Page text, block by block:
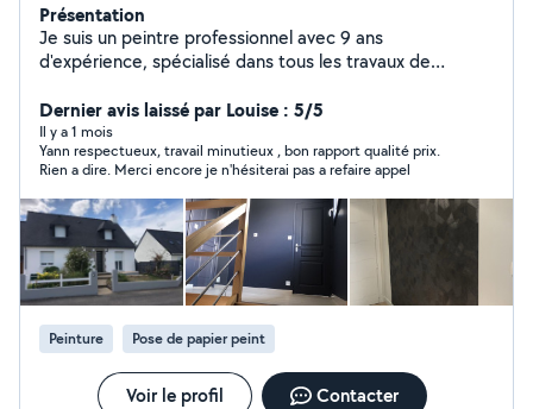
Présentation
Je suis un peintre professionnel avec 9 ans
d'expérience, spécialisé dans tous les travaux de
l'ensemble du matériel nécessaire, tels que les bâches
de protection, l'escabeau, enduit, brosse, rouleau etc.
Je propose les services suivants : Peinture sur tous
types de supports (murs, plafonds, boiseries, etc.) Pose
de tapisserie, papier panoramique et toile de verre à
peindre. Préparation des supports : lessivage, enduit,
ponçage, nettoyage et autres étapes préparatoires. Je
réalise également des petits travaux extérieurs comme
la peinture de maisons de plain-pied ou d'extensions de
faible hauteur. N'hésitez pas si plus d'infos ( Je ne peux
pas répondre aux messages sur les demandes d'un
rayon de plus de 50 km de mon domicile ) Merci
Dernier avis laissé par Louise : 5/5
Il y a 1 mois
Yann respectueux, travail minutieux , bon rapport qualité prix.
Rien a dire. Merci encore je n'hésiterai pas a refaire appel
Peinture Pose de papier peint
Voir le profil Contacter